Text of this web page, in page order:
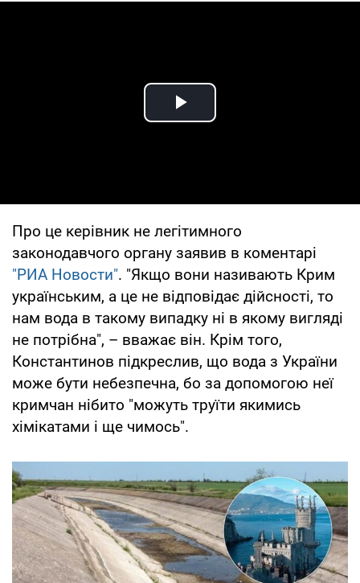
Play Video
Про це керівник не легітимного
законодавчого органу заявив в коментарі
"РИА Новости". "Якщо вони називають Крим
українським, а це не відповідає дійсності, то
нам вода в такому випадку ні в якому вигляді
не потрібна", – вважає він. Крім того,
Константинов підкреслив, що вода з України
може бути небезпечна, бо за допомогою неї
кримчан нібито "можуть труїти якимись
хімікатами і ще чимось".